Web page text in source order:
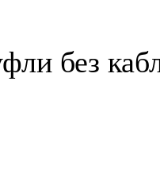
без